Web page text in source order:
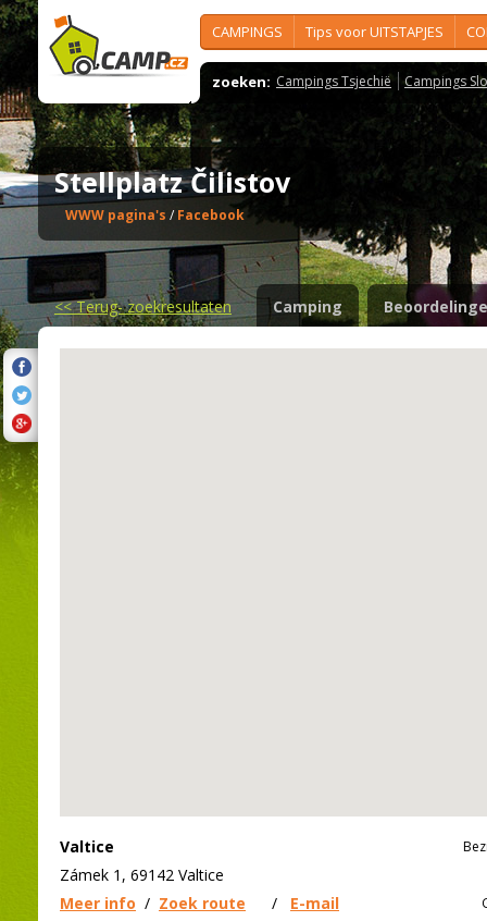
CAMPINGS Tips voor UITSTAPJES
zoeken: Campings Tsjechië Campings
Stellplatz Čilistov
WWW pagina's / Facebook
<<Terug- zoekresultaten Camping
Valtice
Zámek 1, 69142 Valtice
Meer info / Zoek route / E-mail